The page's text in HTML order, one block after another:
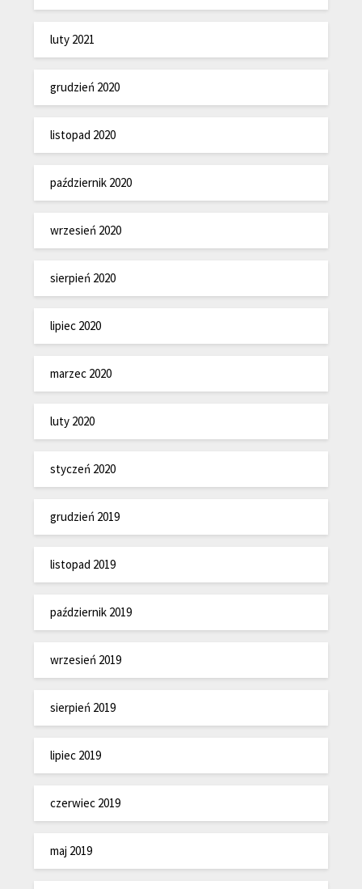
luty 2021
grudzień 2020
listopad 2020
październik 2020
wrzesień 2020
sierpień 2020
lipiec 2020
marzec 2020
luty 2020
styczeń 2020
grudzień 2019
listopad 2019
październik 2019
wrzesień 2019
sierpień 2019
lipiec 2019
czerwiec 2019
maj 2019